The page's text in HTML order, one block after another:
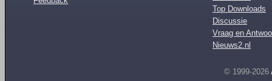
Top Downloads
Discussie
Vraag en
Nieuws2.nl
© 1999-2026